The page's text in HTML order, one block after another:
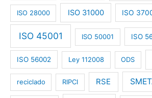
ISO 28000 ISO 31000 ISO
ISO 45001 ISO 50001 ISO
ISO 56002 Ley 112008 ODS
reciclado RIPCI RSE